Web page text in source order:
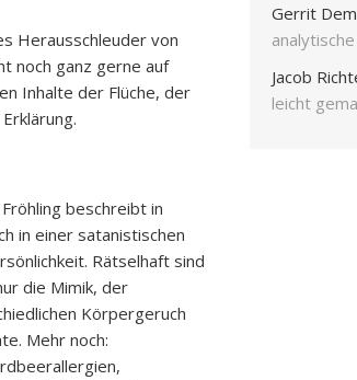
Herausschleuder von
noch ganz gerne auf
Inhalte der Flüche, der
beschreibt in
in einer satanistischen
Rätselhaft sind
die Mimik, der
Körpergeruch
Mehr noch:
Gerrit
Jacob
leicht